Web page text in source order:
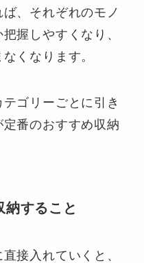
、それぞれのモノ
握しやすくなり、
くなります。
ゴリーごとに引き
番のおすすめ収納
すること
接入れていくと、